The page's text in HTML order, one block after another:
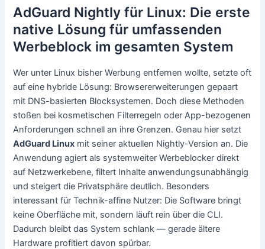
AdGuard Nightly für Linux: Die erste
native Lösung für umfassenden
Werbeblock im gesamten System
Wer unter Linux bisher Werbung entfernen wollte, setzte oft
auf eine hybride Lösung: Browsererweiterungen gepaart
mit DNS-basierten Blocksystemen. Doch diese Methoden
stoßen bei kosmetischen Filterregeln oder App-bezogenen
Anforderungen schnell an ihre Grenzen. Genau hier setzt
AdGuard Linux mit seiner aktuellen Nightly-Version an. Die
Anwendung agiert als systemweiter Werbeblocker direkt
auf Netzwerkebene, filtert Inhalte anwendungsunabhängig
und steigert die Privatsphäre deutlich. Besonders
interessant für Technik-affine Nutzer: Die Software bringt
keine Oberfläche mit, sondern läuft rein über die CLI.
Dadurch bleibt das System schlank — gerade ältere
Hardware profitiert davon spürbar.